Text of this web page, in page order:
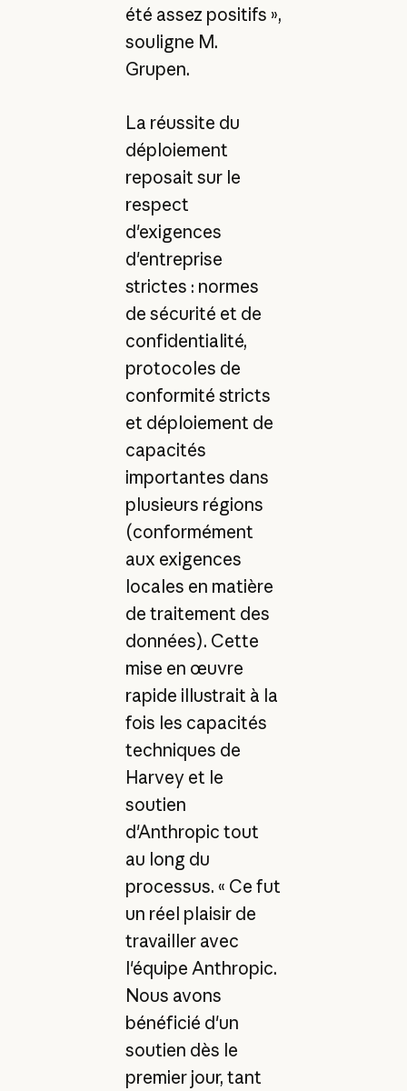
été assez positifs »,
souligne M.
Grupen.
La réussite du
déploiement
reposait sur le
respect
d'exigences
d'entreprise
strictes : normes
de sécurité et de
confidentialité,
protocoles de
conformité stricts
et déploiement de
capacités
importantes dans
plusieurs régions
(conformément
aux exigences
locales en matière
de traitement des
données). Cette
mise en œuvre
rapide illustrait à la
fois les capacités
techniques de
Harvey et le
soutien
d'Anthropic tout
au long du
processus. « Ce fut
un réel plaisir de
travailler avec
l'équipe Anthropic.
Nous avons
bénéficié d'un
soutien dès le
premier jour, tant